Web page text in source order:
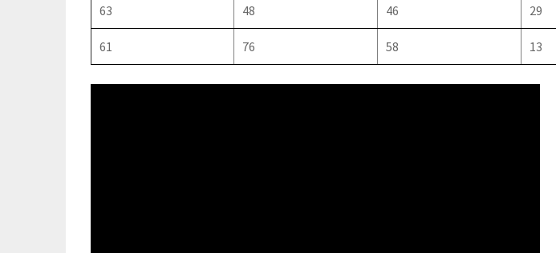
63 48 46 29
61 76 58 13